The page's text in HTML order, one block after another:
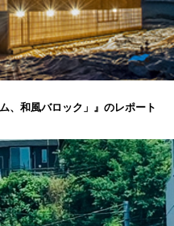
、和風バロック」』のレポート